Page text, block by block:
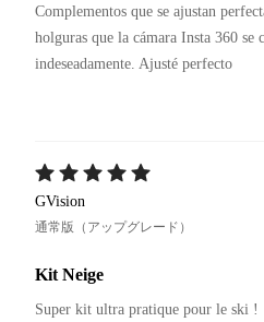
Complementos que se ajustan
holguras que la cámara Insta 360 se
GVision
通常版（アップグレード）
Kit Neige
Super kit ultra pratique pour le ski !